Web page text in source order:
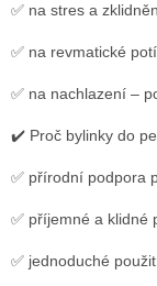
✅ na stres a
✅ na revmatické
✅ na nachlazení –
✔️ Proč bylinky do
✅ přírodní podpora
✅ příjemné a klidné
✅ jednoduché